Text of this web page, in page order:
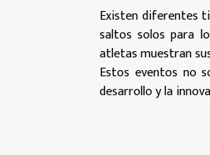
Existen diferentes
saltos solos para
atletas muestran
Estos eventos no
desarrollo y la